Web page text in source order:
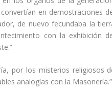
en demostraciones
de nuevo fecundaba la
con la exhibición
por los misterios religiosos
analogías con la Masonería.”